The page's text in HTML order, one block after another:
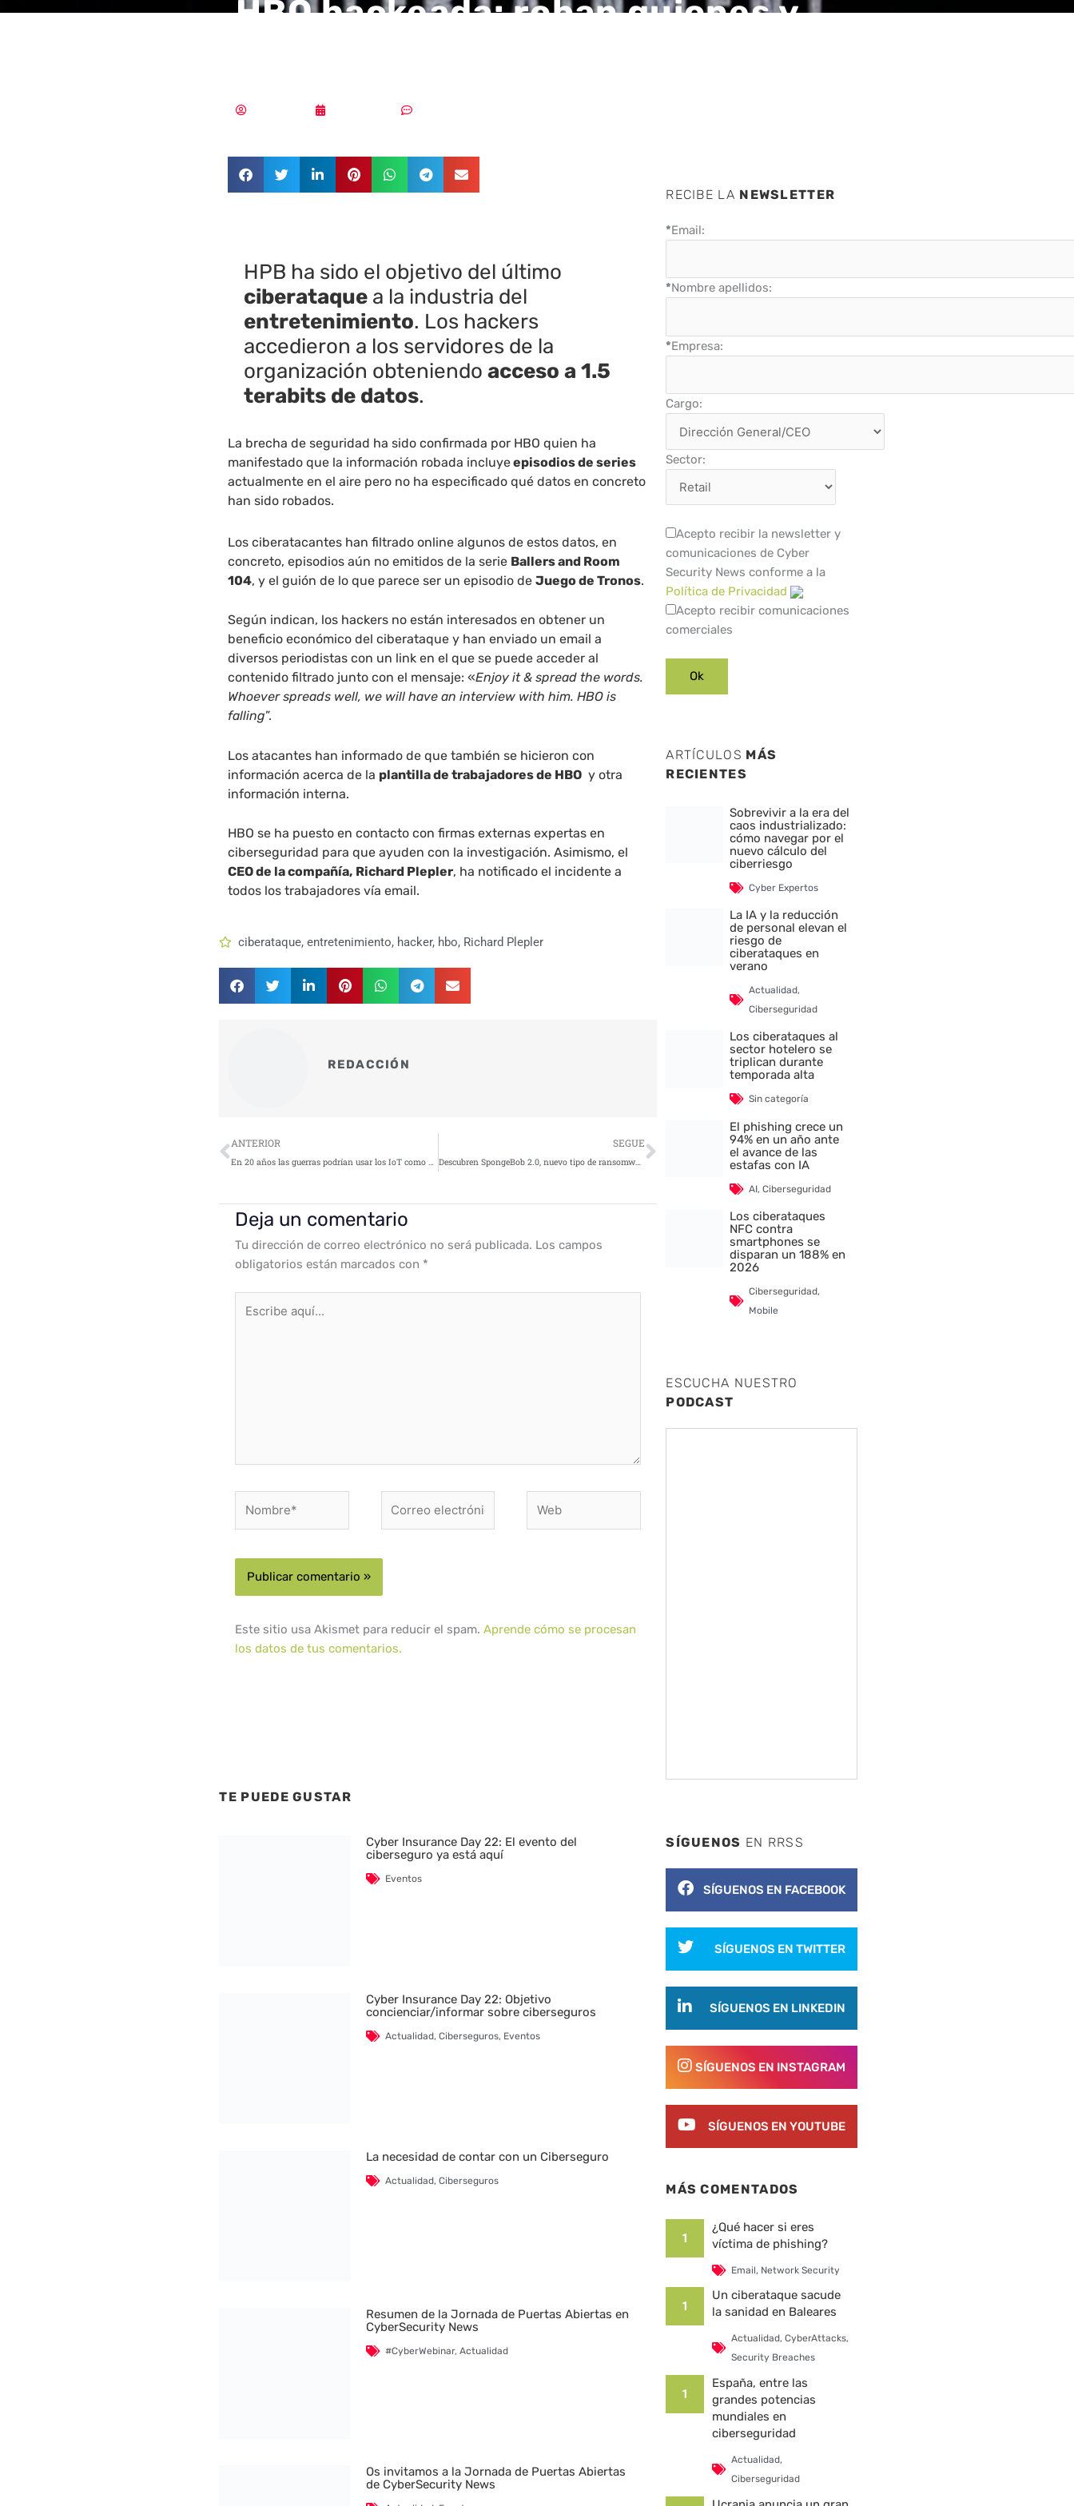
HBO hackeada: roban guiones y
HPB ha sido el objetivo del último
ciberataque a la industria del
entretenimiento. Los hackers
accedieron a los servidores de la
organización obteniendoacceso a 1.5
terabits de datos.
La brecha de seguridad ha sido confirmada por HBO quien ha
manifestado que la información robada incluyeepisodios de series
actualmente en el aire pero no ha especificado qué datos en concreto
han sido robados.
Los ciberatacantes han filtrado online algunos de estos datos, en
concreto, episodios aún no emitidos de la serie Ballers and Room
104, y el guión de lo que parece ser un episodio deJuego de Tronos.
Según indican, los hackers no están interesados en obtener un
beneficio económico del ciberataque y han enviado un email a
diversos periodistas con un link en el que se puede acceder al
contenido filtrado junto con el mensaje: «Enjoy it & spread the words.
Whoever spreads well, we will have an interview with him. HBO is
falling”.
Los atacantes han informado de que también se hicieron con
información acerca de la plantilla de trabajadores de HBO y otra
información interna.
HBO se ha puesto en contacto con firmas externas expertas en
ciberseguridad para que ayuden con la investigación. Asimismo, el
CEO de la compañía, Richard Plepler, ha notificado el incidente a
todos los trabajadores vía email.
ciberataque,entretenimiento, hacker, hbo, Richard Plepler
REDACCIÓN
Ant
ANTERIOR
En 20 años las guerras podrían usar los IoT como armas de destrucción masiva
SEGUE
Descubren SpongeBob 2.0, nuevo tipo de ransomware que imita a WannaCry
Siguiente
Deja un comentario
Tu dirección de correo electrónico no será publicada. Los campos
obligatorios están marcados con *
aquí...
electrónico*
Este sitio usa Akismet para reducir el spam.Aprende cómo se procesan
los datos de tus comentarios.
TE PUEDE GUSTAR
Cyber Insurance Day 22: El evento del
ciberseguro ya está aquí
Eventos
Cyber Insurance Day 22: Objetivo
concienciar/informar sobre ciberseguros
Actualidad, Ciberseguros, Eventos
La necesidad de contar con un Ciberseguro
Actualidad, Ciberseguros
Resumen de la Jornada de Puertas Abiertas en
CyberSecurity News
#CyberWebinar, Actualidad
Os invitamos a la Jornada de Puertas Abiertas
de CyberSecurity News
RECIBE LA NEWSLETTER
*Email:
*Nombre apellidos:
*Empresa:
Cargo:
Sector:
Acepto recibir la newsletter y
comunicaciones de Cyber
Security News conforme a la
Política de Privacidad
Acepto recibir comunicaciones
comerciales
ARTÍCULOS MÁS
RECIENTES
Sobrevivir a la era del
caos industrializado:
cómo navegar por el
nuevo cálculo del
ciberriesgo
Cyber Expertos
La IA y la reducción
de personal elevan el
riesgo de
ciberataques en
verano
Actualidad,
Ciberseguridad
Los ciberataques al
sector hotelero se
triplican durante
temporada alta
Sin categoría
El phishing crece un
94% en un año ante
el avance de las
estafas con IA
AI,Ciberseguridad
Los ciberataques
NFC contra
smartphones se
disparan un 188% en
2026
Ciberseguridad,
Mobile
ESCUCHA NUESTRO
PODCAST
SÍGUENOS EN RRSS
SÍGUENOS EN FACEBOOK
SÍGUENOS EN TWITTER
SÍGUENOS EN LINKEDIN
SÍGUENOS EN INSTAGRAM
SÍGUENOS EN YOUTUBE
MÁS COMENTADOS
1
¿Qué hacer si eres
víctima de phishing?
Email, Network Security
1
Un ciberataque sacude
la sanidad en Baleares
Actualidad, CyberAttacks,
Security Breaches
1
España, entre las
grandes potencias
mundiales en
ciberseguridad
Actualidad,
Ciberseguridad